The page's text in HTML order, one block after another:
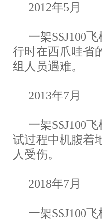
2012年5月
一架SSJ100
行时在西爪哇省
组人员遇难。
2013年7月
一架SSJ100
试过程中机腹着
人受伤。
2018年7月
一架SSJ100